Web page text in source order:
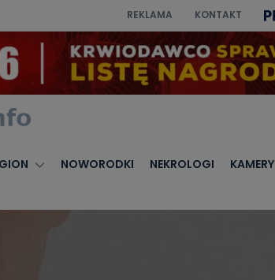
REKLAMA KONTAKT
NOWORODKI NEKROLOGI KAMERY